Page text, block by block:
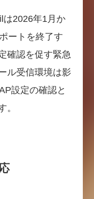
は2026年1月か
ートを終了す
確認を促す緊急
ル受信環境は影
設定の確認と
。